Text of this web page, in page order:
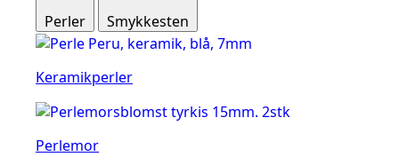
Perler Smykkesten
Keramikperler
Perlemor